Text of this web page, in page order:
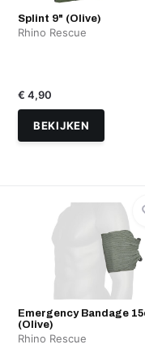
Splint 9" (Olive)
Rhino Rescue
€ 4,90
BEKIJKEN
Emergency Bandage
(Olive)
Rhino Rescue